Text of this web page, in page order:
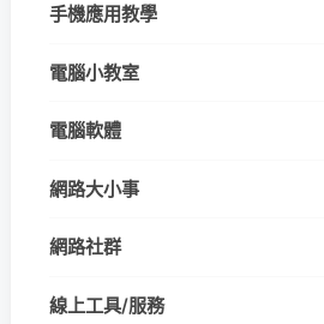
手機應用教學
電腦小教室
電腦軟體
網路大小事
網路社群
線上工具/服務